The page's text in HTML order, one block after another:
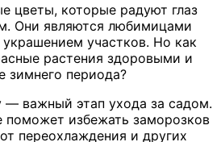
цветы, которые радуют глаз
Они являются любимицами
участков. Но как
растения здоровыми и
зимнего периода?
— важный этап ухода за садом.
поможет избежать заморозков
переохлаждения и других